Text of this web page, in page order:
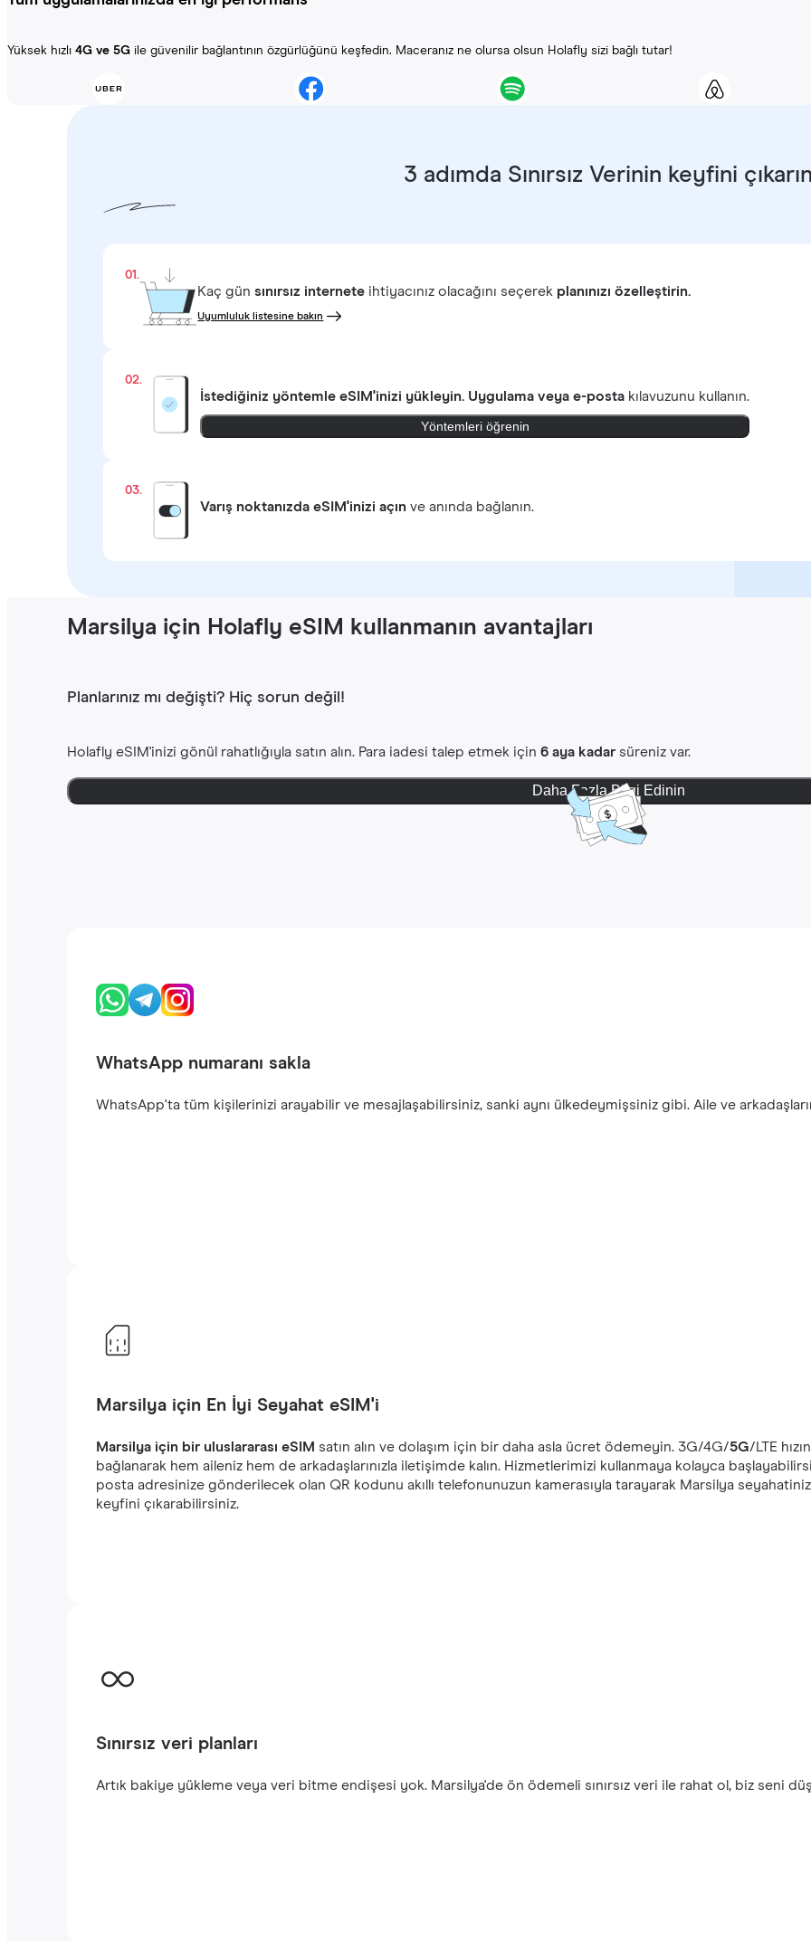
Yüksek hızlı 4G ve 5G ile güvenilir bağlantının özgürlüğünü keşfedin. Maceranız ne olursa olsun Holafly sizi bağlı tutar!
3 adımda Sınırsız Verinin keyfini
01.
Kaç günsınırsız internete ihtiyacınız olacağını seçerek planınızı özelleştirin.
Uyumluluk listesine bakın
02.
İstediğiniz yöntemle eSIM'inizi yükleyin. Uygulama veya e-posta kılavuzunu kullanın.
Yöntemleri öğrenin
03.
Varış noktanızda eSIM'inizi açın ve anında bağlanın.
Marsilya için Holafly eSIM kullanmanın avantajları
Planlarınız mı değişti? Hiç sorun değil!
Holafly eSIM'inizi gönül rahatlığıyla satın alın. Para iadesi talep etmek için6 aya kadar süreniz var.
Daha Fazla Bilgi Edinin
WhatsApp numaranı sakla
WhatsApp'ta tüm kişilerinizi arayabilir ve mesajlaşabilirsiniz, sanki aynı ülkedeymişsiniz gibi. Aile ve
Marsilya için En İyi Seyahat eSIM'i
Marsilya için bir uluslararası eSIM satın alın ve dolaşım için bir daha asla ücret ödemeyin. ‎3G/4G/5G/LTE
bağlanarak hem aileniz hem de arkadaşlarınızla iletişimde kalın. Hizmetlerimizi kullanmaya kolayca
posta adresinize gönderilecek olan QR kodunu akıllı telefonunuzun kamerasıyla tarayarak Marsilya
keyfini çıkarabilirsiniz.‎
Sınırsız veri planları
Artık bakiye yükleme veya veri bitme endişesi yok. Marsilya'de ön ödemeli sınırsız veri ile rahat ol, biz seni